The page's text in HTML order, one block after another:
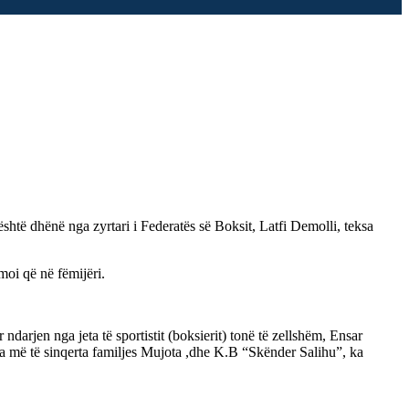
dhënë nga zyrtari i Federatës së Boksit, Latfi Demolli, teksa
që në fëmijëri.
nga jeta të sportistit (boksierit) tonë të zellshëm, Ensar
të sinqerta familjes Mujota ,dhe K.B “Skënder Salihu”, ka